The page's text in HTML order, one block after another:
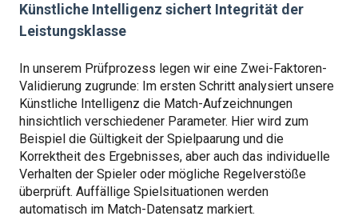
Künstliche Intelligenz sichert Integrität der
Leistungsklasse
In unserem Prüfprozess legen wir eine Zwei-Faktoren-
Validierung zugrunde: Im ersten Schritt analysiert unsere
Künstliche Intelligenz die Match-Aufzeichnungen
hinsichtlich verschiedener Parameter. Hier wird zum
Beispiel die Gültigkeit der Spielpaarung und die
Korrektheit des Ergebnisses, aber auch das individuelle
Verhalten der Spieler oder mögliche Regelverstöße
überprüft. Auffällige Spielsituationen werden
automatisch im Match-Datensatz markiert.